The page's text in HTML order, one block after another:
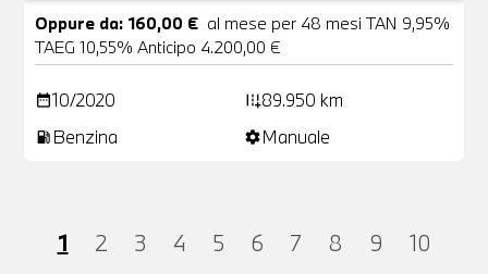
Oppure da: 160,00 € al mese per 48 mesi TAN 9,95%
TAEG 10,55% Anticipo 4.200,00 €
date_range10/2020 add_road89.950 km
local_gas_station Benzina settingsManuale
1 2 3 4 5 6 7 8 9 10